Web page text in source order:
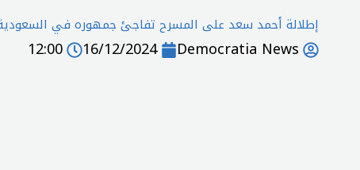
إطلالة أحمد سعد على المسرح تفاجئ جمهوره في
Democratia News
16/12/2024
12:00